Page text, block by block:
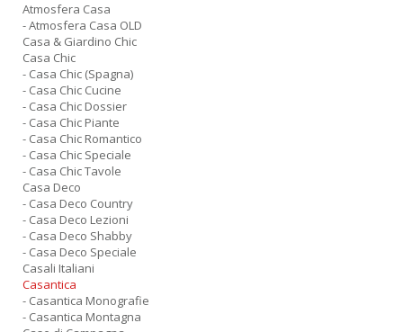
Atmosfera Casa
- Atmosfera Casa OLD
Casa & Giardino Chic
Casa Chic
- Casa Chic (Spagna)
- Casa Chic Cucine
- Casa Chic Dossier
- Casa Chic Piante
- Casa Chic Romantico
- Casa Chic Speciale
- Casa Chic Tavole
Casa Deco
- Casa Deco Country
- Casa Deco Lezioni
- Casa Deco Shabby
- Casa Deco Speciale
Casali Italiani
Casantica
- Casantica Monografie
- Casantica Montagna